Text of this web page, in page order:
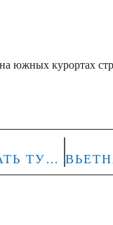
южных курортах
ВЬЕТНАМ В ОКТЯБРЕ 2026: КОГДА ПОКУПАТЬ ТУР И КАКИЕ КУРОРТЫ ВЫБИРАТЬ